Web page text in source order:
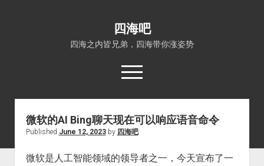
四海吧
四海之内皆兄弟，四海带你涨姿势
open
menu
首页
menu
涨姿势
关于四海吧
微软的AI Bing聊天现在可以响应语音命令
Published June 12, 2023by 四海吧
微软是人工智能领域的领导者之一，今天宣布了一